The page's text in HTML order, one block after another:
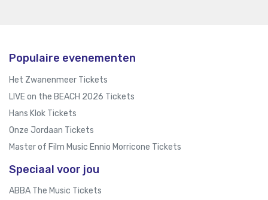
Populaire evenementen
Het Zwanenmeer Tickets
LIVE on the BEACH 2026 Tickets
Hans Klok Tickets
Onze Jordaan Tickets
Master of Film Music Ennio Morricone Tickets
Speciaal voor jou
ABBA The Music Tickets